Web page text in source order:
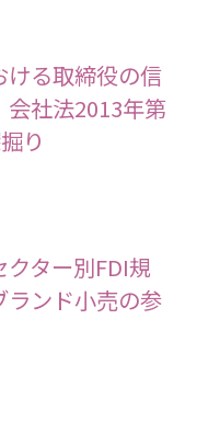
ける取締役の信
会社法2013年第
り
クター別FDI規
ランド小売の参